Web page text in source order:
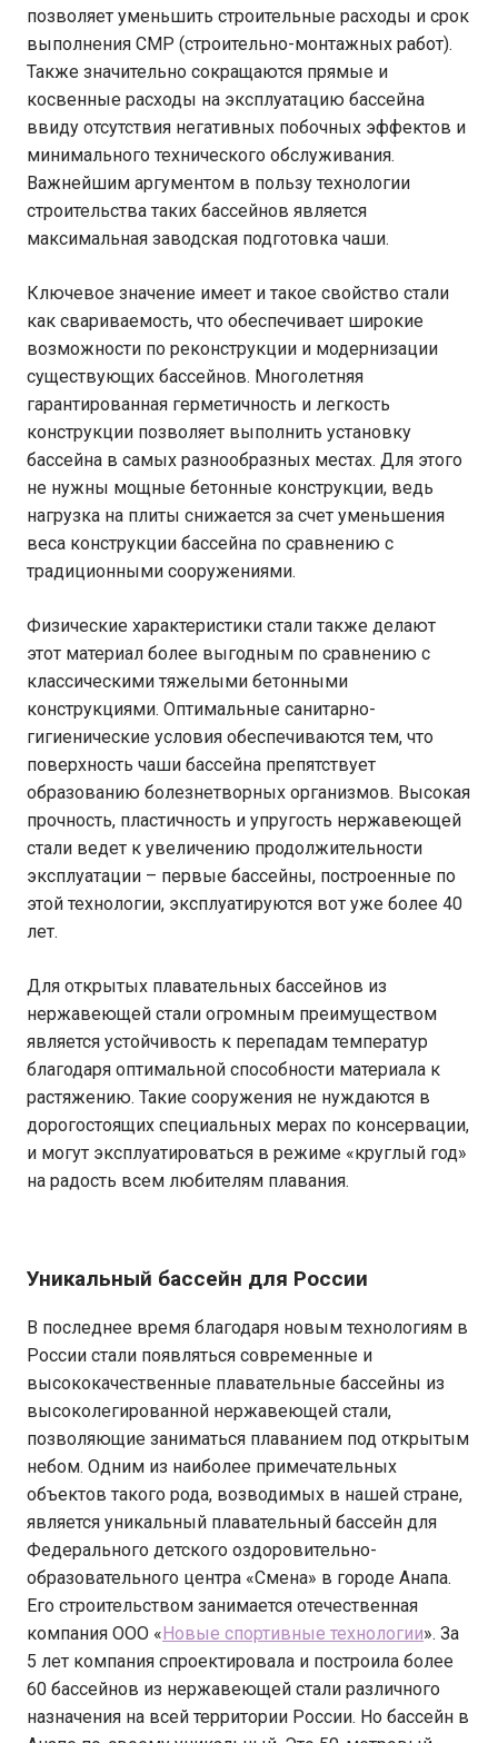
позволяет уменьшить строительные расходы и срок
выполнения СМР (строительно-монтажных работ).
Также значительно сокращаются прямые и
косвенные расходы на эксплуатацию бассейна
ввиду отсутствия негативных побочных эффектов и
минимального технического обслуживания.
Важнейшим аргументом в пользу технологии
строительства таких бассейнов является
максимальная заводская подготовка чаши.
Ключевое значение имеет и такое свойство стали
как свариваемость, что обеспечивает широкие
возможности по реконструкции и модернизации
существующих бассейнов. Многолетняя
гарантированная герметичность и легкость
конструкции позволяет выполнить установку
бассейна в самых разнообразных местах. Для этого
не нужны мощные бетонные конструкции, ведь
нагрузка на плиты снижается за счет уменьшения
веса конструкции бассейна по сравнению с
традиционными сооружениями.
Физические характеристики стали также делают
этот материал более выгодным по сравнению с
классическими тяжелыми бетонными
конструкциями. Оптимальные санитарно-
гигиенические условия обеспечиваются тем, что
поверхность чаши бассейна препятствует
образованию болезнетворных организмов. Высокая
прочность, пластичность и упругость нержавеющей
стали ведет к увеличению продолжительности
эксплуатации – первые бассейны, построенные по
этой технологии, эксплуатируются вот уже более 40
лет.
Для открытых плавательных бассейнов из
нержавеющей стали огромным преимуществом
является устойчивость к перепадам температур
благодаря оптимальной способности материала к
растяжению. Такие сооружения не нуждаются в
дорогостоящих специальных мерах по консервации,
и могут эксплуатироваться в режиме «круглый год»
на радость всем любителям плавания.
Уникальный бассейн для России
В последнее время благодаря новым технологиям в
России стали появляться современные и
высококачественные плавательные бассейны из
высоколегированной нержавеющей стали,
позволяющие заниматься плаванием под открытым
небом. Одним из наиболее примечательных
объектов такого рода, возводимых в нашей стране,
является уникальный плавательный бассейн для
Федерального детского оздоровительно-
образовательного центра «Смена» в городе Анапа.
Его строительством занимается отечественная
компания ООО «Новые спортивные технологии». За
5 лет компания спроектировала и построила более
60 бассейнов из нержавеющей стали различного
назначения на всей территории России. Но бассейн в